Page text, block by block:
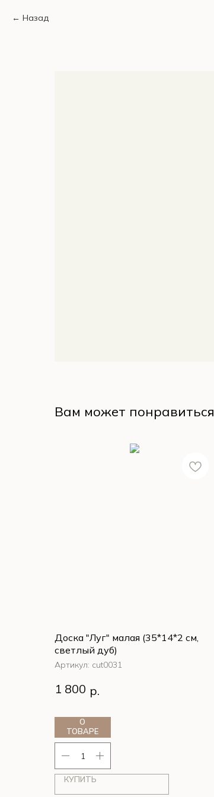
Назад
Вам может понравиться
Доска "Луг" малая (35*14*2 см,
светлый дуб)
Артикул: cut0031
1 800 р.
О
ТОВАРЕ
КУПИТЬ